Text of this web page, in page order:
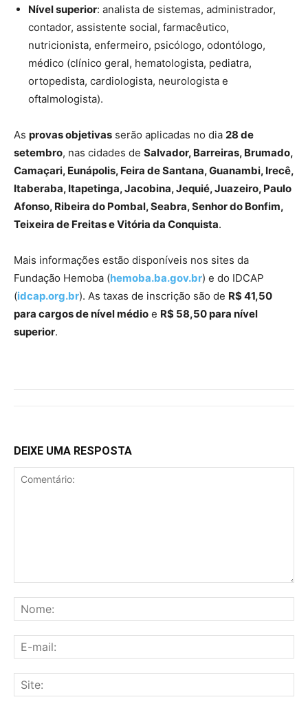
Nível superior: analista de sistemas, administrador,
contador, assistente social, farmacêutico,
nutricionista, enfermeiro, psicólogo, odontólogo,
médico (clínico geral, hematologista, pediatra,
ortopedista, cardiologista, neurologista e
oftalmologista).
As provas objetivas serão aplicadas no dia 28 de
setembro, nas cidades de Salvador, Barreiras, Brumado,
Camaçari, Eunápolis, Feira de Santana, Guanambi, Irecê,
Itaberaba, Itapetinga, Jacobina, Jequié, Juazeiro, Paulo
Afonso, Ribeira do Pombal, Seabra, Senhor do Bonfim,
Teixeira de Freitas e Vitória da Conquista.
Mais informações estão disponíveis nos sites da
Fundação Hemoba (hemoba.ba.gov.br) e do IDCAP
(idcap.org.br). As taxas de inscrição são de R$ 41,50
para cargos de nível médio e R$ 58,50 para nível
superior.
DEIXE UMA RESPOSTA